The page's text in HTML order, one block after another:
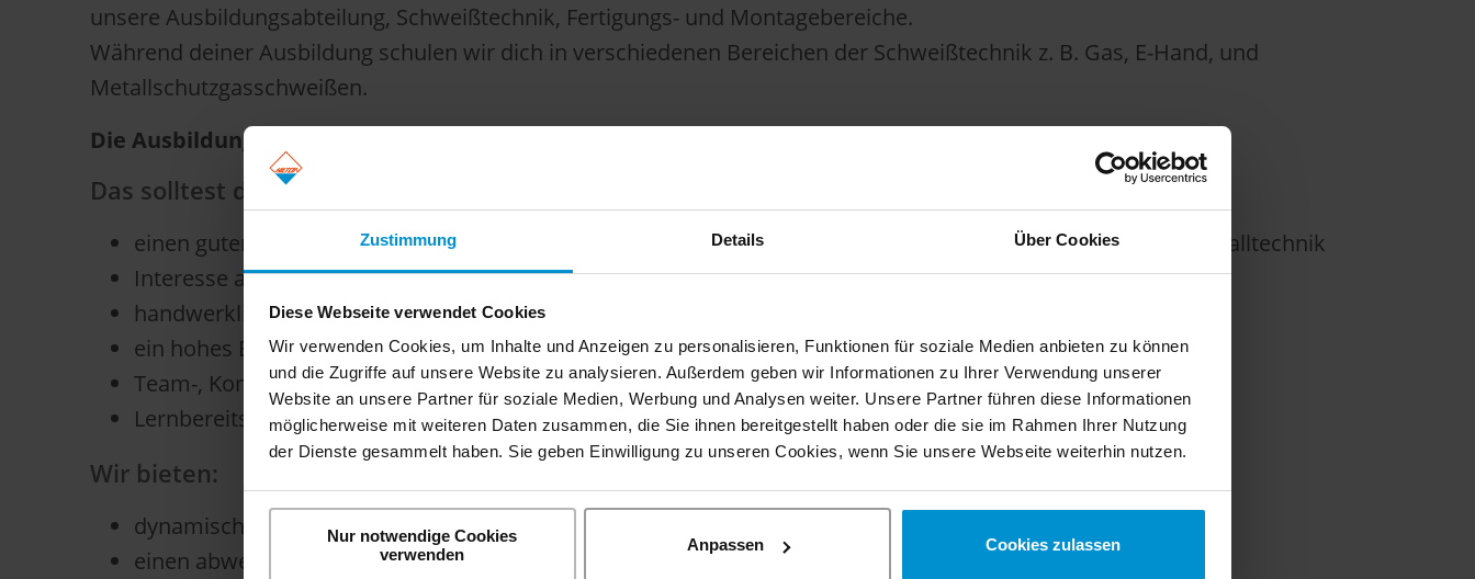
Zustimmung Details Über Cookies
Diese Webseite verwendet Cookies
Wir verwenden Cookies, um Inhalte und Anzeigen zu personalisieren, Funktionen für soziale Medien anbieten zu können
und die Zugriffe auf unsere Website zu analysieren. Außerdem geben wir Informationen zu Ihrer Verwendung unserer
Website an unsere Partner für soziale Medien, Werbung und Analysen weiter. Unsere Partner führen diese Informationen
möglicherweise mit weiteren Daten zusammen, die Sie ihnen bereitgestellt haben oder die sie im Rahmen Ihrer Nutzung
der Dienste gesammelt haben. Sie geben Einwilligung zu unseren Cookies, wenn Sie unsere Webseite weiterhin nutzen.
Nur notwendige Cookies
verwenden
Anpassen Cookies zulassen
unsere Ausbildungsabteilung, Schweißtechnik, Fertigungs- und Montagebereiche.
Während deiner Ausbildung schulen wir dich in verschiedenen Bereichen der Schweißtechnik z. B. Gas, E-Hand, und
Metallschutzgasschweißen.
Die Ausbildungsdauer beträgt 3,5 Jahre.
Das solltest du mitbringen:
einen guten Haupt- oder Realschulabschluss, gerne auch höheren Bildungsabschluss/ Berufsfachschule Metalltechnik
Interesse an technischen Abläufen und Geräten
handwerkliches Geschick
ein hohes Engagement und Eigenmotivation
Team-, Kommunikations- und Problemlösungsfähigkeiten
Lernbereitschaft
Wir bieten:
dynamisch wachsendes Unternehmen
einen abwechslungsreichen Arbeitsbereich